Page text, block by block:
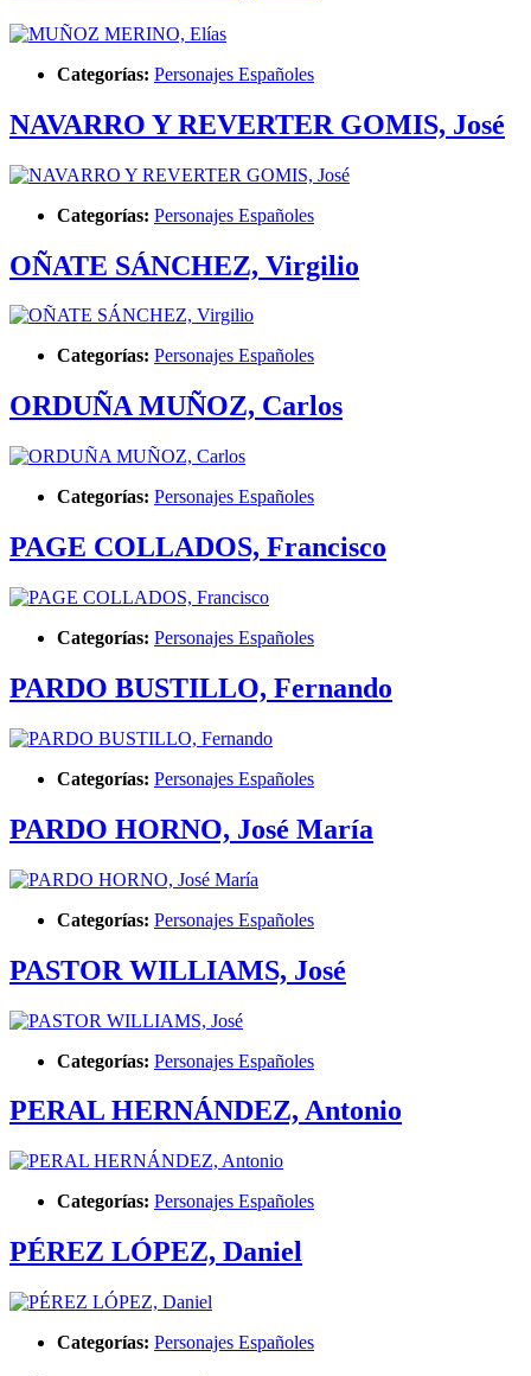
Categorías: Personajes Españoles
NAVARRO Y REVERTER GOMIS, José
Categorías: Personajes Españoles
OÑATE SÁNCHEZ, Virgilio
Categorías: Personajes Españoles
ORDUÑA MUÑOZ, Carlos
Categorías: Personajes Españoles
PAGE COLLADOS, Francisco
Categorías: Personajes Españoles
PARDO BUSTILLO, Fernando
Categorías: Personajes Españoles
PARDO HORNO, José María
Categorías: Personajes Españoles
PASTOR WILLIAMS, José
Categorías: Personajes Españoles
PERAL HERNÁNDEZ, Antonio
Categorías: Personajes Españoles
PÉREZ LÓPEZ, Daniel
Categorías: Personajes Españoles